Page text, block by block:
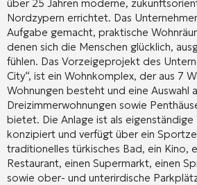
über 25 Jahren moderne,
Nordzypern errichtet. Das
Aufgabe gemacht, praktische
denen sich die Menschen glücklich,
fühlen. Das Vorzeigeprojekt des
City“, ist ein Wohnkomplex, der aus 7
Wohnungen besteht und eine Auswahl
Dreizimmerwohnungen sowie
bietet. Die Anlage ist als eigenständige
konzipiert und verfügt über ein
traditionelles türkisches Bad, ein Kino,
Restaurant, einen Supermarkt, einen
sowie ober- und unterirdische